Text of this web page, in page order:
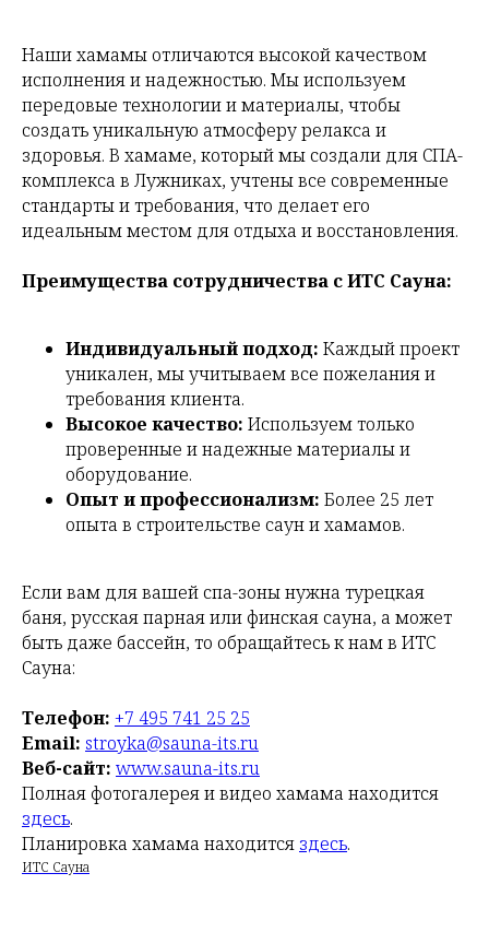
Наши хамамы отличаются высокой качеством
исполнения и надежностью. Мы используем
передовые технологии и материалы, чтобы
создать уникальную атмосферу релакса и
здоровья. В хамаме, который мы создали для СПА-
комплекса в Лужниках, учтены все современные
стандарты и требования, что делает его
идеальным местом для отдыха и восстановления.
Преимущества сотрудничества с ИТС Сауна:
Индивидуальный подход: Каждый проект
уникален, мы учитываем все пожелания и
требования клиента.
Высокое качество: Используем только
проверенные и надежные материалы и
оборудование.
Опыт и профессионализм: Более 25 лет
опыта в строительстве саун и хамамов.
Если вам для вашей спа-зоны нужна турецкая
баня, русская парная или финская сауна, а может
быть даже бассейн, то обращайтесь к нам в ИТС
Сауна:
Телефон: +7 495 741 25 25
Email: stroyka@sauna-its.ru
Веб-сайт: www.sauna-its.ru
Полная фотогалерея и видео хамама находится
здесь.
Планировка хамама находится здесь.
ИТС Сауна